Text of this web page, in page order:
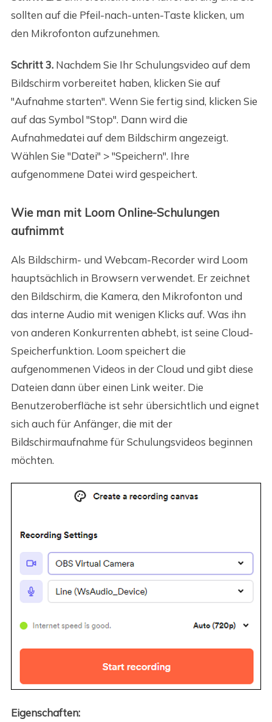
sollten auf die Pfeil-nach-unten-Taste klicken, um
den Mikrofonton aufzunehmen.
Schritt 3. Nachdem Sie Ihr Schulungsvideo auf dem
Bildschirm vorbereitet haben, klicken Sie auf
"Aufnahme starten". Wenn Sie fertig sind, klicken Sie
auf das Symbol "Stop". Dann wird die
Aufnahmedatei auf dem Bildschirm angezeigt.
Wählen Sie "Datei" > "Speichern". Ihre
aufgenommene Datei wird gespeichert.
Wie man mit Loom Online-Schulungen
aufnimmt
Als Bildschirm- und Webcam-Recorder wird Loom
hauptsächlich in Browsern verwendet. Er zeichnet
den Bildschirm, die Kamera, den Mikrofonton und
das interne Audio mit wenigen Klicks auf. Was ihn
von anderen Konkurrenten abhebt, ist seine Cloud-
Speicherfunktion. Loom speichert die
aufgenommenen Videos in der Cloud und gibt diese
Dateien dann über einen Link weiter. Die
Benutzeroberfläche ist sehr übersichtlich und eignet
sich auch für Anfänger, die mit der
Bildschirmaufnahme für Schulungsvideos beginnen
möchten.
Eigenschaften: